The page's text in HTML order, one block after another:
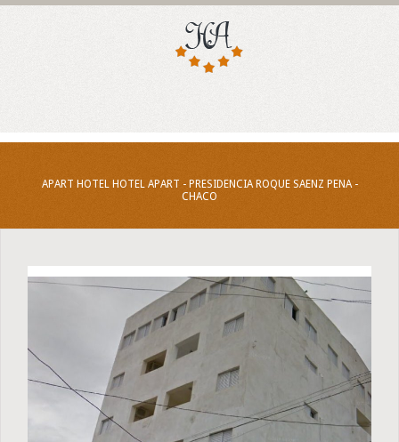
APART HOTEL HOTEL APART - PRESIDENCIA ROQUE SAENZ PENA -
CHACO